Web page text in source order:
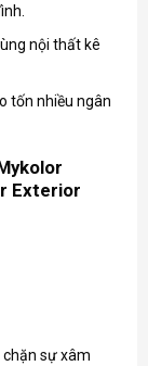
nội thất kê
tốn nhiều ngân
Exterior
sự xâm